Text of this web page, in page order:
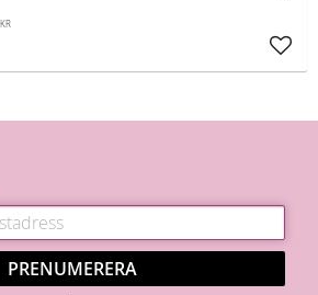
KR
PRENUMERERA